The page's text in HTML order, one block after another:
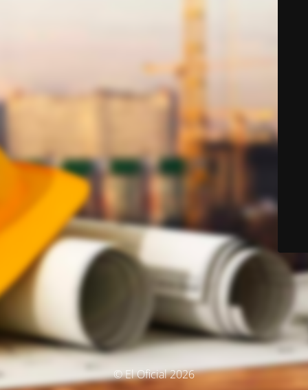
© El Oficial 2026